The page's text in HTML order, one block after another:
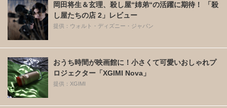
岡田将生＆玄理、殺し屋“姉弟“の活躍に期待！ 「殺
し屋たちの店 2」レビュー
提供：ウォルト・ディズニー・ジャパン
おうち時間が映画館に！小さくて可愛いおしゃれプ
ロジェクター「XGIMI Nova」
提供：XGIMI